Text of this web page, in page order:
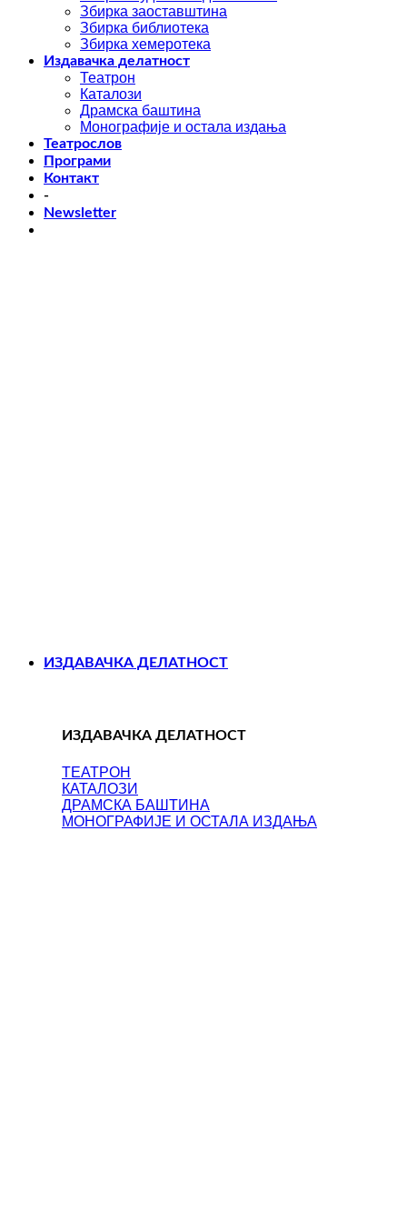
ИЗДАВАЧКА ДЕЛАТНОСТ
ИЗДАВАЧКА ДЕЛАТНОСТ
ТЕАТРОН
КАТАЛОЗИ
ДРАМСКА БАШТИНА
МОНОГРАФИЈЕ И ОСТАЛА ИЗДАЊА
Збирка заоставштина
Збирка библиотека
Збирка хемеротека
Издавачка делатност
Театрон
Каталози
Драмска баштина
Монографије и остала издања
Театрослов
Програми
Контакт
-
Newsletter